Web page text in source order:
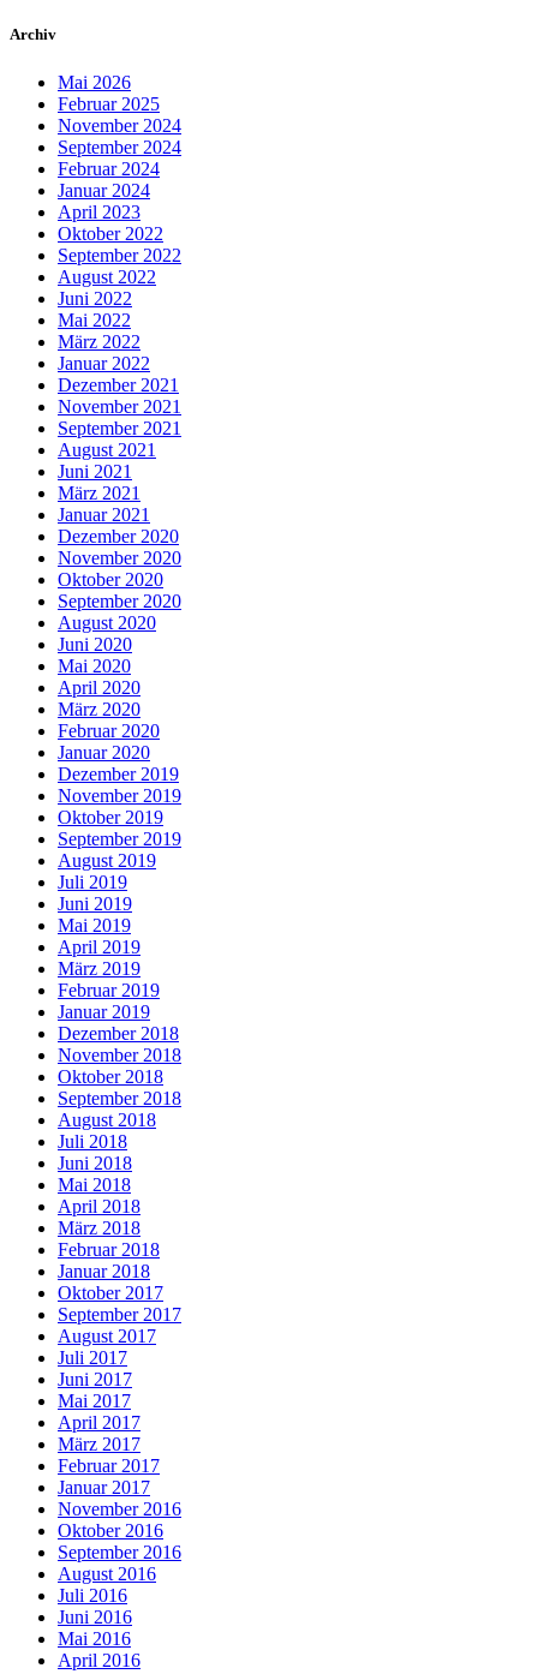
Archiv
Mai 2026
Februar 2025
November 2024
September 2024
Februar 2024
Januar 2024
April 2023
Oktober 2022
September 2022
August 2022
Juni 2022
Mai 2022
März 2022
Januar 2022
Dezember 2021
November 2021
September 2021
August 2021
Juni 2021
März 2021
Januar 2021
Dezember 2020
November 2020
Oktober 2020
September 2020
August 2020
Juni 2020
Mai 2020
April 2020
März 2020
Februar 2020
Januar 2020
Dezember 2019
November 2019
Oktober 2019
September 2019
August 2019
Juli 2019
Juni 2019
Mai 2019
April 2019
März 2019
Februar 2019
Januar 2019
Dezember 2018
November 2018
Oktober 2018
September 2018
August 2018
Juli 2018
Juni 2018
Mai 2018
April 2018
März 2018
Februar 2018
Januar 2018
Oktober 2017
September 2017
August 2017
Juli 2017
Juni 2017
Mai 2017
April 2017
März 2017
Februar 2017
Januar 2017
November 2016
Oktober 2016
September 2016
August 2016
Juli 2016
Juni 2016
Mai 2016
April 2016